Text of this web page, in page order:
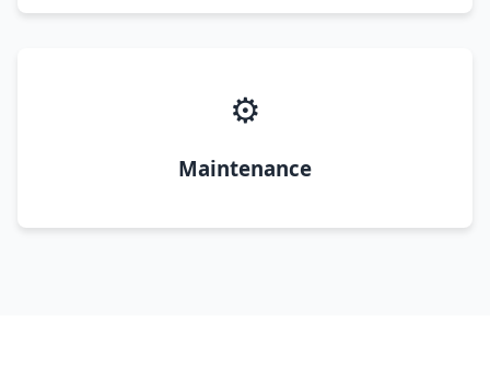
⚙️
Maintenance